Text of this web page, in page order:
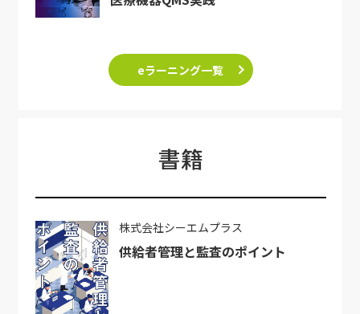
eラーニング一覧
書籍
株式会社シーエムプラス
供給者管理と監査のポイント